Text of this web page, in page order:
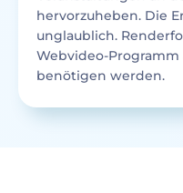
hervorzuheben. Die
unglaublich.
Webvideo-Programm
benötigen werden.